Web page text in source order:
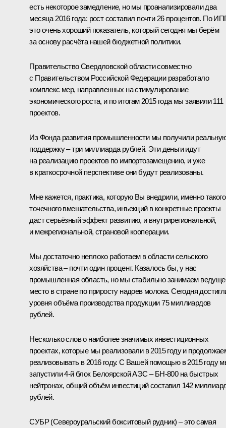
есть некоторое замедление, но мы проанализировали два
месяца 2016 года: рост составил почти 26 процентов. По
это очень хороший показатель, который сегодня мы берём
за основу расчёта нашей бюджетной политики.
Правительство Свердловской области совместно
с Правительством Российской Федерации разработало
комплекс мер, направленных на стимулирование
экономического роста, и по итогам 2015 года мы заявили 111
проектов.
Из Фонда развития промышленности мы получили
поддержку – три миллиарда рублей. Эти деньги идут
на реализацию проектов по импортозамещению, и уже
в краткосрочной перспективе они будут реализованы.
Мне кажется, практика, которую Вы внедрили, именно такого
точечного вмешательства, инъекций в конкретные проекты
даст серьёзный эффект развитию, и внутрирегиональной,
и межрегиональной, страновой кооперации.
Мы достаточно неплохо работаем в области сельского
хозяйства – почти один процент. Казалось бы, у нас
промышленная область, но мы стабильно занимаем
место в стране по приросту надоев молока. Сегодня
уровня объёма производства продукции 75 миллиардов
рублей.
Несколько слов о наиболее значимых инвестиционных
проектах, которые мы реализовали в 2015 году и
реализовывать в 2016 году. С Вашей помощью в 2015 году
запустили 4-й блок Белоярской АЭС – БН-800 на быстрых
нейтронах, общий объём инвестиций составил 142
рублей.
СУБР (Североуральский бокситовый рудник) – это самая